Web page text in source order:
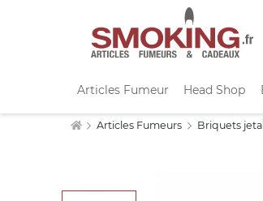
Articles Fumeur Head Shop
Articles Fumeurs Briquets